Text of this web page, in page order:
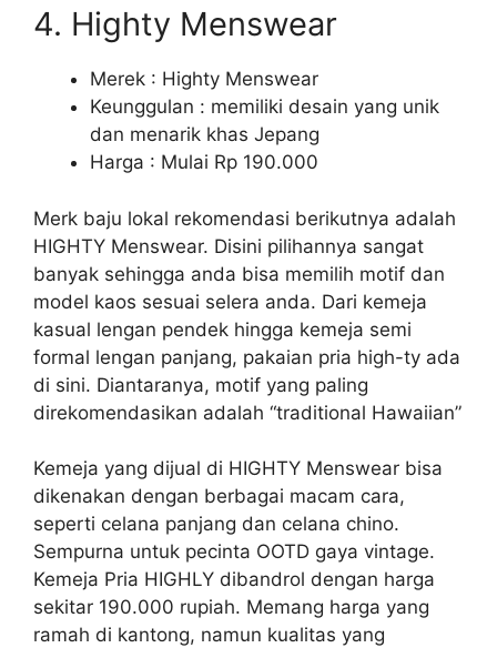
4. Highty Menswear
Merek : Highty Menswear
Keunggulan : memiliki desain yang unik
dan menarik khas Jepang
Harga : Mulai Rp 190.000
Merk baju lokal rekomendasi berikutnya adalah
HIGHTY Menswear. Disini pilihannya sangat
banyak sehingga anda bisa memilih motif dan
model kaos sesuai selera anda. Dari kemeja
kasual lengan pendek hingga kemeja semi
formal lengan panjang, pakaian pria high-ty ada
di sini. Diantaranya, motif yang paling
direkomendasikan adalah “traditional Hawaiian”
Kemeja yang dijual di HIGHTY Menswear bisa
dikenakan dengan berbagai macam cara,
seperti celana panjang dan celana chino.
Sempurna untuk pecinta OOTD gaya vintage.
Kemeja Pria HIGHLY dibandrol dengan harga
sekitar 190.000 rupiah. Memang harga yang
ramah di kantong, namun kualitas yang